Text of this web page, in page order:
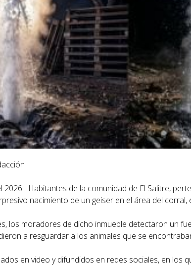
2026.- Habitantes de la comunidad de El Salitre,
nacimiento de un geiser en el área del corral,
los moradores de dicho inmueble detectaron un
a resguardar a los animales que se
en video y difundidos en redes sociales, en los